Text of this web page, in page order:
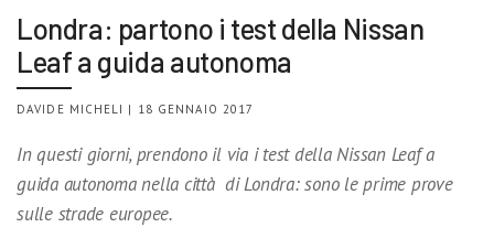
Londra: partono i test della Nissan
Leaf a guida autonoma
DAVIDE MICHELI | 18 GENNAIO 2017
In questi giorni, prendono il via i test della Nissan Leaf a
guida autonoma nella città di Londra: sono le prime prove
sulle strade europee.